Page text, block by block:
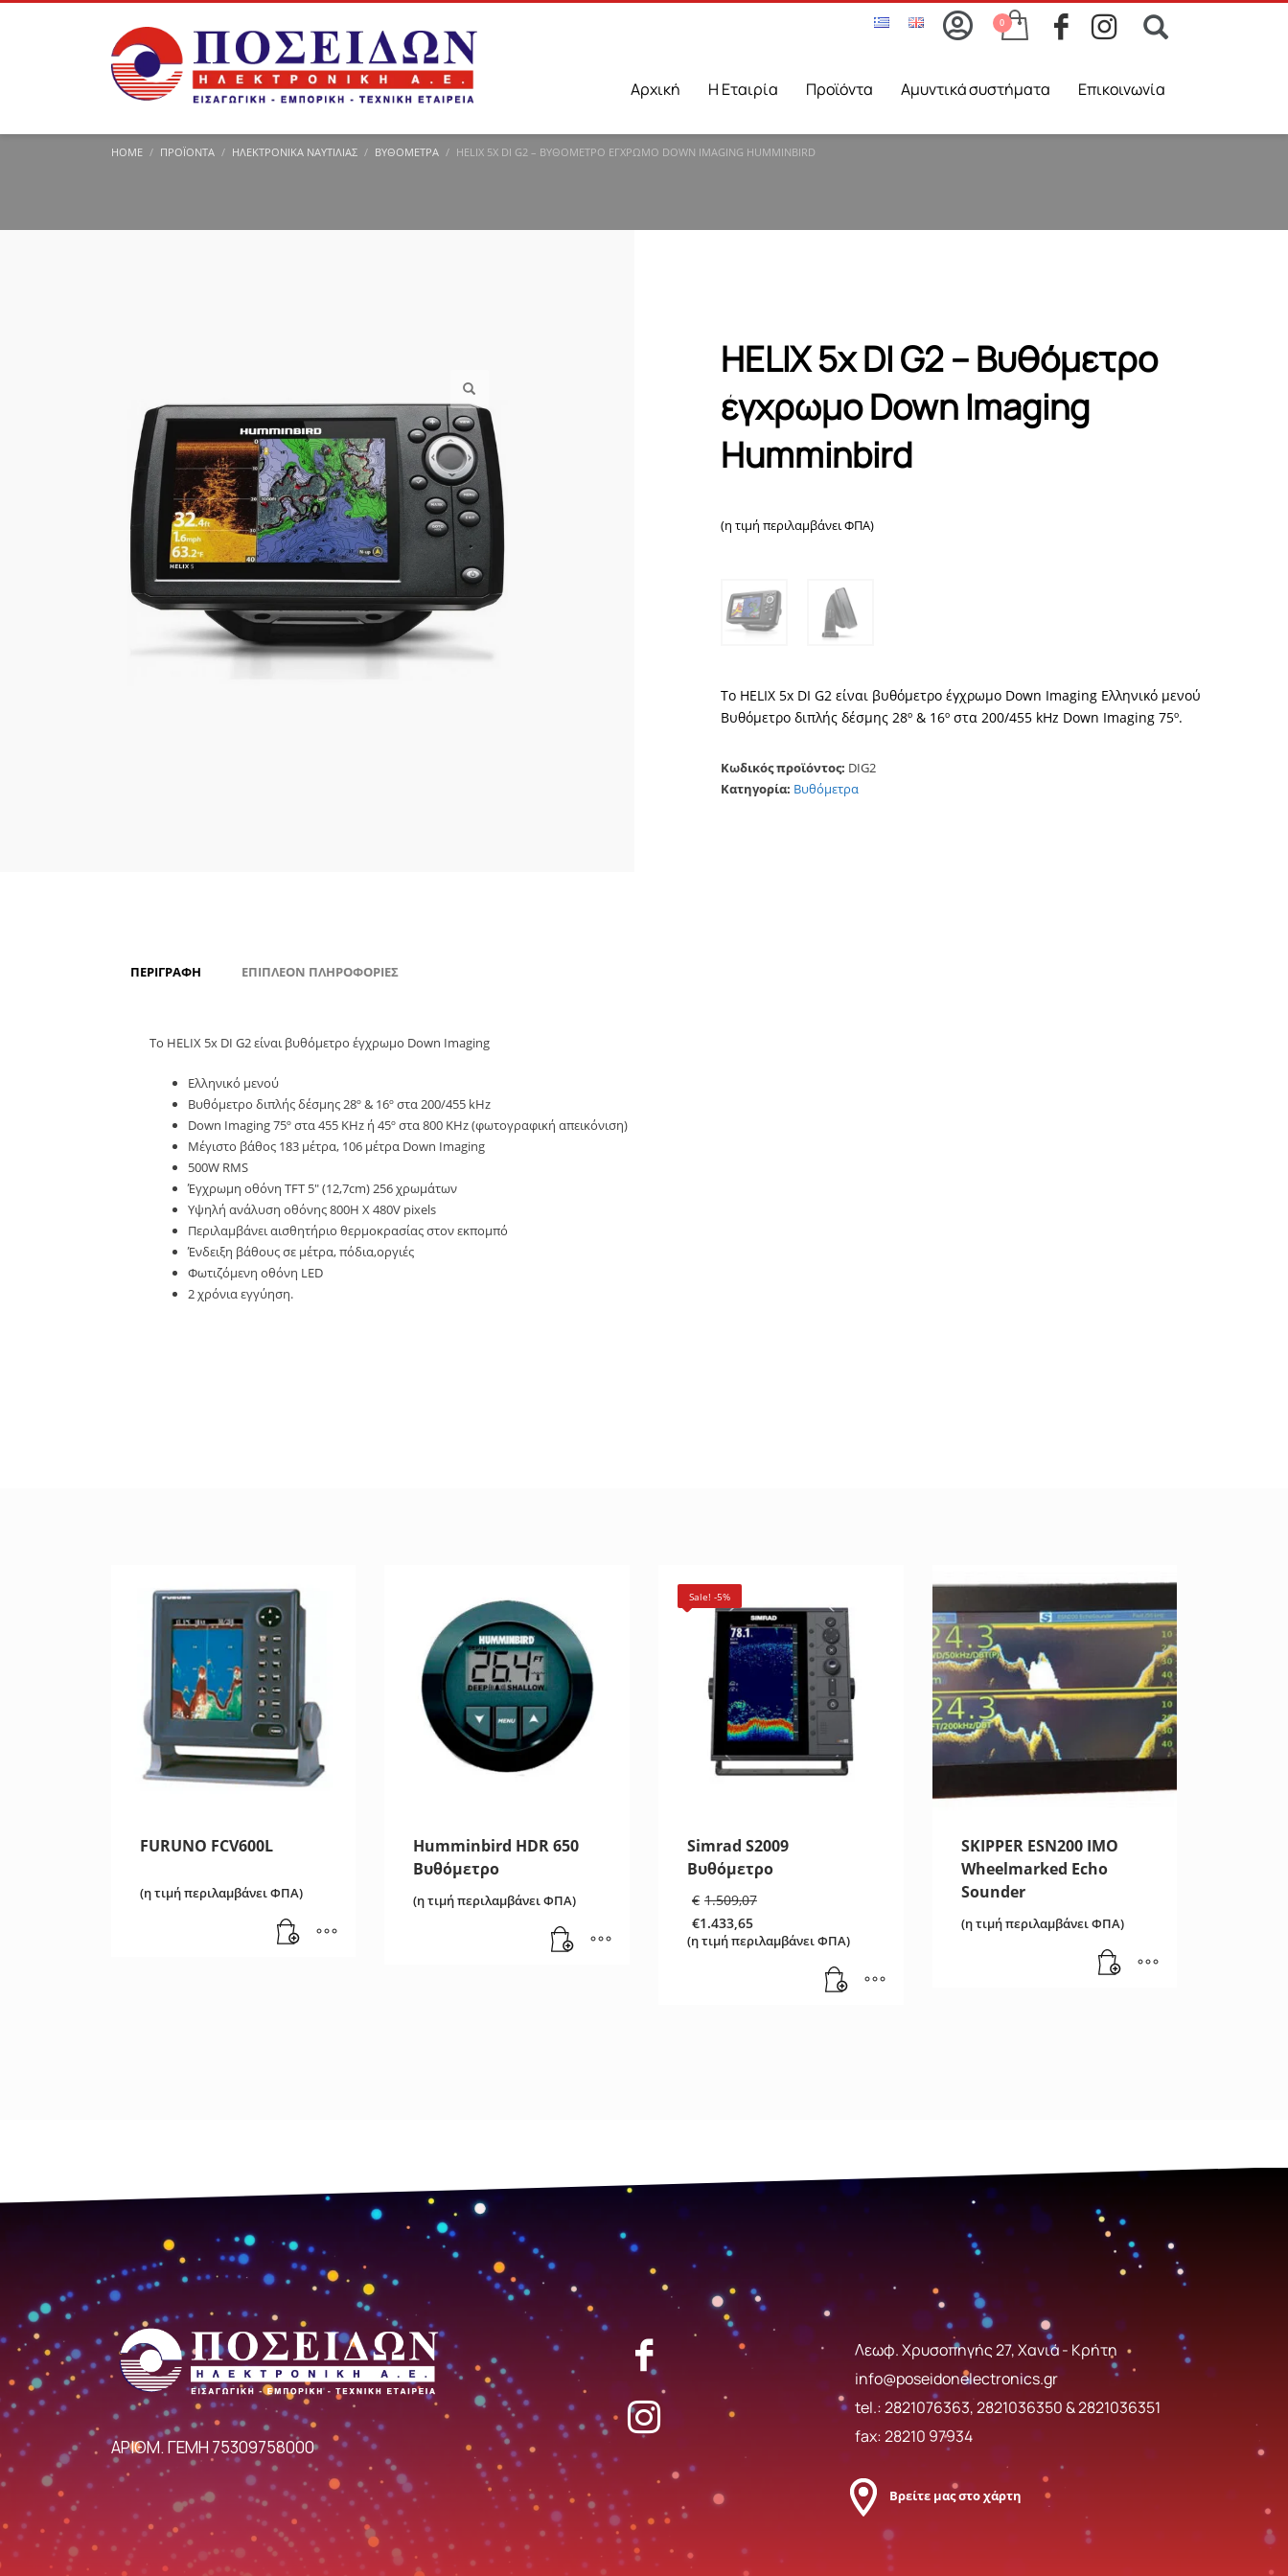
Αρχική Η Εταιρία Προϊόντα Aμυντικά συστήματα Επικοινωνία
HOME ΠΡΟΪΌΝΤΑ ΗΛΕΚΤΡΟΝΙΚΆ ΝΑΥΤΙΛΊΑΣ ΒΥΘΌΜΕΤΡΑ HELIX 5X DI G2 – ΒΥΘΌΜΕΤΡΟ ΈΓΧΡΩΜΟ DOWN IMAGING HUMMINBIRD
HELIX 5x DI G2 – Βυθόμετρο
έγχρωμο Down Imaging
Humminbird
(η τιμή περιλαμβάνει ΦΠΑ)
Το HELIX 5x DI G2 είναι βυθόμετρο έγχρωμο Down Imaging Ελληνικό μενού
Βυθόμετρο διπλής δέσμης 28º & 16º στα 200/455 kHz Down Imaging 75º.
Κωδικός προϊόντος: DIG2
Κατηγορία: Βυθόμετρα
ΠΕΡΙΓΡΑΦΉ ΕΠΙΠΛΈΟΝ ΠΛΗΡΟΦΟΡΊΕΣ
Το HELIX 5x DI G2 είναι βυθόμετρο έγχρωμο Down Imaging
Ελληνικό μενού
Βυθόμετρο διπλής δέσμης 28º & 16º στα 200/455 kHz
Down Imaging 75º στα 455 KHz ή 45º στα 800 KHz (φωτογραφική απεικόνιση)
Μέγιστο βάθος 183 μέτρα, 106 μέτρα Down Imaging
500W RMS
Έγχρωμη οθόνη TFT 5″ (12,7cm) 256 χρωμάτων
Υψηλή ανάλυση οθόνης 800H Χ 480V pixels
Περιλαμβάνει αισθητήριο θερμοκρασίας στον εκπομπό
Ένδειξη βάθους σε μέτρα, πόδια,οργιές
Φωτιζόμενη οθόνη LED
2 χρόνια εγγύηση.
FURUNO FCV600L
(η τιμή περιλαμβάνει ΦΠΑ)
Humminbird HDR 650
Βυθόμετρο
(η τιμή περιλαμβάνει ΦΠΑ)
Sale! -5%
Simrad S2009
Βυθόμετρο
€ 1.509,07
was:
€1.509,07.
€1.433,65
Η
τρέχουσα
(η τιμή περιλαμβάνει ΦΠΑ)
SKIPPER ESN200 IMO
Wheelmarked Echo
Sounder
(η τιμή περιλαμβάνει ΦΠΑ)
ΑΡΙΘΜ. ΓΕΜΗ 75309758000
Λεωφ. Χρυσοπηγής 27, Χανιά - Κρήτη
info@poseidonelectronics.gr
tel.:2821076363,2821036350&2821036351
fax: 28210 97934
Βρείτε μας στο χάρτη